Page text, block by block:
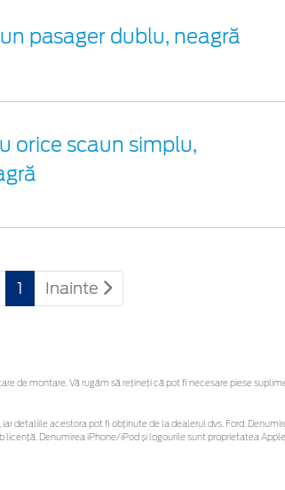
pasager dublu, neagră
orice scaun simplu,
1 Inainte
de montare. Vă rugăm să rețineți că pot fi necesare piese
detaliile acestora pot fi obținute de la dealerul dvs. Ford.
Denumirea iPhone/iPod și logourile sunt proprietatea